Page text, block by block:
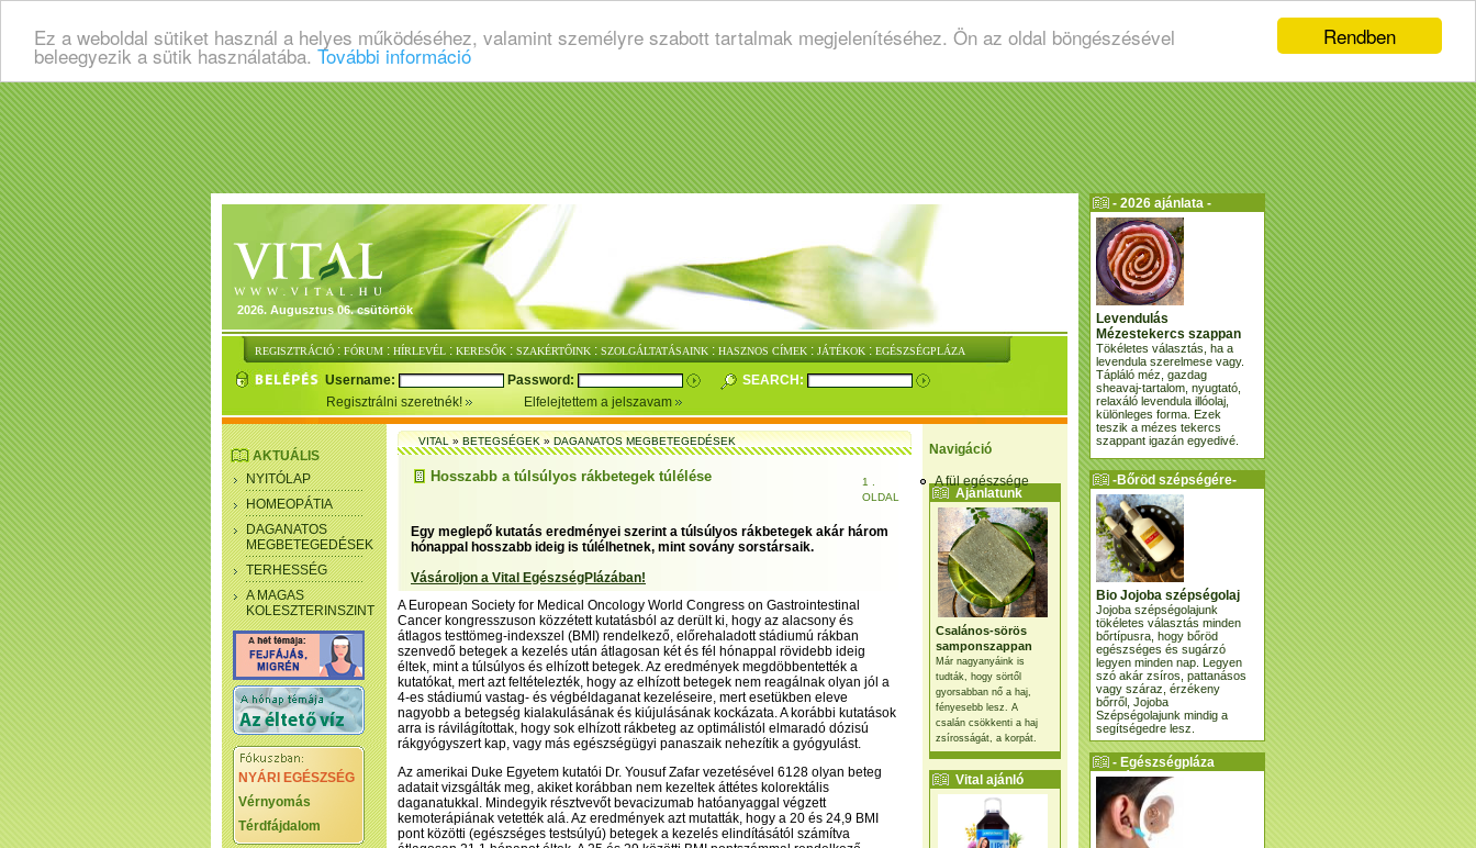
Rendben
Ez a weboldal sütiket használ a helyes működéséhez, valamint személyre szabott tartalmak megjelenítéséhez. Ön az oldal böngészésével
beleegyezik a sütik használatába. További információ
2026. Augusztus 06. csütörtök
REGISZTRÁCIÓ : FÓRUM : HÍRLEVÉL : KERESŐK : SZAKÉRTŐINK : SZOLGÁLTATÁSAINK : HASZNOS CÍMEK : JÁTÉKOK : EGÉSZSÉGPLÁZA
Username: Password:
SEARCH:
Regisztrálni szeretnék!
Elfelejtettem a jelszavam
Navigáció
A fül egészsége
Ajánlatunk
Csalános-sörös
samponszappan
Már nagyanyáink is
tudták, hogy sörtől
gyorsabban nő a haj,
fényesebb lesz. A
csalán csökkenti a haj
zsírosságát, a korpát.
Vital ajánló
AKTUÁLIS
NYITÓLAP
HOMEOPÁTIA
DAGANATOS
MEGBETEGEDÉSEK
TERHESSÉG
A MAGAS
KOLESZTERINSZINT
NYÁRI EGÉSZSÉG
Vérnyomás
Térdfájdalom
VITAL»BETEGSÉGEK»DAGANATOS MEGBETEGEDÉSEK
Hosszabb a túlsúlyos rákbetegek túlélése
1 .
OLDAL
Egy meglepő kutatás eredményei szerint a túlsúlyos rákbetegek akár három
hónappal hosszabb ideig is túlélhetnek, mint sovány sorstársaik.
Vásároljon a Vital EgészségPlázában!
A European Society for Medical Oncology World Congress on Gastrointestinal
Cancer kongresszuson közzétett kutatásból az derült ki, hogy az alacsony és
átlagos testtömeg-indexszel (BMI) rendelkező, előrehaladott stádiumú rákban
szenvedő betegek a kezelés után átlagosan két és fél hónappal rövidebb ideig
éltek, mint a túlsúlyos és elhízott betegek. Az eredmények megdöbbentették a
kutatókat, mert azt feltételezték, hogy az elhízott betegek nem reagálnak olyan jól a
4-es stádiumú vastag- és végbéldaganat kezeléseire, mert esetükben eleve
nagyobb a betegség kialakulásának és kiújulásának kockázata. A korábbi kutatások
arra is rávilágítottak, hogy sok elhízott rákbeteg az optimálistól elmaradó dózisú
rákgyógyszert kap, vagy más egészségügyi panaszaik nehezítik a gyógyulást.
Az amerikai Duke Egyetem kutatói Dr. Yousuf Zafar vezetésével 6128 olyan beteg
adatait vizsgálták meg, akiket korábban nem kezeltek áttétes kolorektális
daganatukkal. Mindegyik résztvevőt bevacizumab hatóanyaggal végzett
kemoterápiának vetették alá. Az eredmények azt mutatták, hogy a 20 és 24,9 BMI
pont közötti (egészséges testsúlyú) betegek a kezelés elindításától számítva
- 2026 ajánlata -
Levendulás
Mézestekercs szappan
Tökéletes választás, ha a
levendula szerelmese vagy.
Tápláló méz, gazdag
sheavaj-tartalom, nyugtató,
relaxáló levendula illóolaj,
különleges forma. Ezek
teszik a mézes tekercs
szappant igazán egyedivé.
-Bőröd szépségére-
Bio Jojoba szépségolaj
Jojoba szépségolajunk
tökéletes választás minden
bőrtípusra, hogy bőröd
egészséges és sugárzó
legyen minden nap. Legyen
szó akár zsíros, pattanásos
vagy száraz, érzékeny
bőrről, Jojoba
Szépségolajunk mindig a
segítségedre lesz.
- Egészségpláza
ajánlatunk -